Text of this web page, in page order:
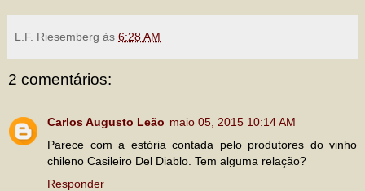
L.F. Riesemberg às 6:28 AM
2 comentários:
Carlos Augusto Leão maio 05, 2015 10:14 AM
Parece com a estória contada pelo produtores do vinho
chileno Casileiro Del Diablo. Tem alguma relação?
Responder